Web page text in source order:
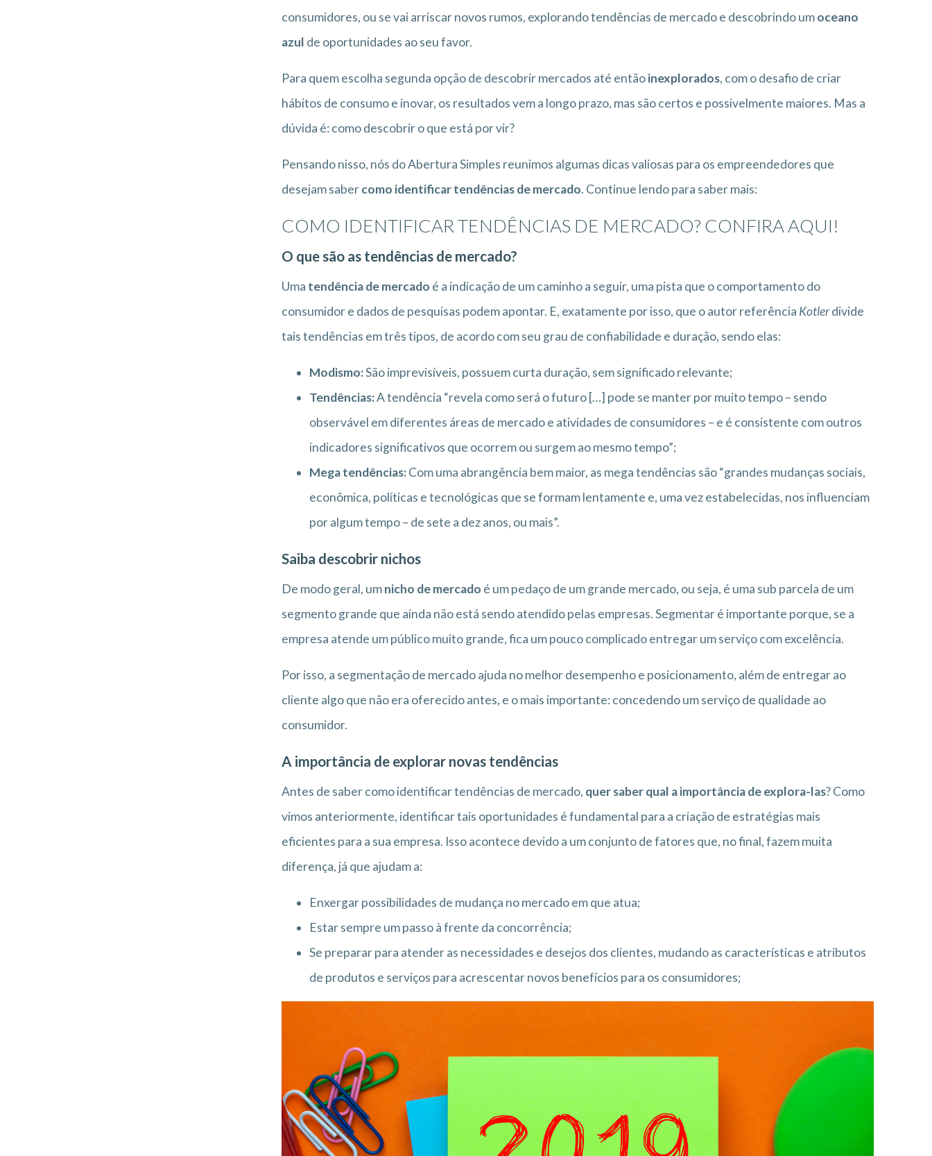
consumidores, ou se vai arriscar novos rumos, explorando tendências de mercado e descobrindo umoceano
azul de oportunidades ao seu favor.
Para quem escolha segunda opção de descobrir mercados até entãoinexplorados, com o desafio de criar
hábitos de consumo e inovar, os resultados vem a longo prazo, mas são certos e possivelmente maiores. Mas a
dúvida é: como descobrir o que está por vir?
Pensando nisso, nós do Abertura Simples reunimos algumas dicas valiosas para os empreendedores que
desejam sabercomo identificar tendências de mercado. Continue lendo para saber mais:
COMO IDENTIFICAR TENDÊNCIAS DE MERCADO? CONFIRA AQUI!
O que são as tendências de mercado?
Uma tendência de mercado é a indicação de um caminho a seguir, uma pista que o comportamento do
consumidor e dados de pesquisas podem apontar. E, exatamente por isso, que o autor referência Kotlerdivide
tais tendências em três tipos, de acordo com seu grau de confiabilidade e duração, sendo elas:
Modismo:São imprevisíveis, possuem curta duração, sem significado relevante;
Tendências:A tendência “revela como será o futuro […] pode se manter por muito tempo – sendo
observável em diferentes áreas de mercado e atividades de consumidores – e é consistente com outros
indicadores significativos que ocorrem ou surgem ao mesmo tempo”;
Mega tendências:Com uma abrangência bem maior, as mega tendências são “grandes mudanças sociais,
econômica, políticas e tecnológicas que se formam lentamente e, uma vez estabelecidas, nos influenciam
por algum tempo – de sete a dez anos, ou mais”.
Saiba descobrir nichos
De modo geral, umnicho de mercado é um pedaço de um grande mercado, ou seja, é uma sub parcela de um
segmento grande que ainda não está sendo atendido pelas empresas. Segmentar é importante porque, se a
empresa atende um público muito grande, fica um pouco complicado entregar um serviço com excelência.
Por isso, a segmentação de mercado ajuda no melhor desempenho e posicionamento, além de entregar ao
cliente algo que não era oferecido antes, e o mais importante: concedendo um serviço de qualidade ao
consumidor.
A importância de explorar novas tendências
Antes de saber como identificar tendências de mercado, quer saber qual a importância de explora-las? Como
vimos anteriormente, identificar tais oportunidades é fundamental para a criação de estratégias mais
eficientes para a sua empresa. Isso acontece devido a um conjunto de fatores que, no final, fazem muita
diferença, já que ajudam a:
Enxergar possibilidades de mudança no mercado em que atua;
Estar sempre um passo à frente da concorrência;
Se preparar para atender as necessidades e desejos dos clientes, mudando as características e atributos
de produtos e serviços para acrescentar novos benefícios para os consumidores;